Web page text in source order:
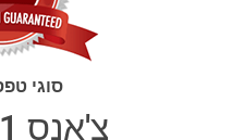
סוגי
צ'אנס 1, 2, 3, 4